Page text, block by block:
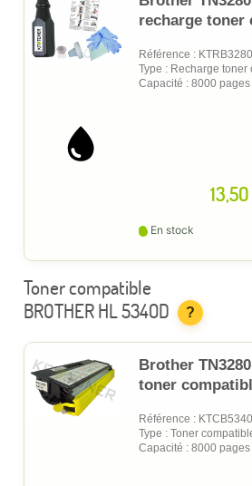
recharge toner
Référence : KTRB3280
Type : Recharge toner
Capacité : 8000 pages
En stock
Toner compatible
BROTHER HL 5340D
?
Brother
toner
Référence : KTCB5340
Type : Toner
Capacité : 8000 pages